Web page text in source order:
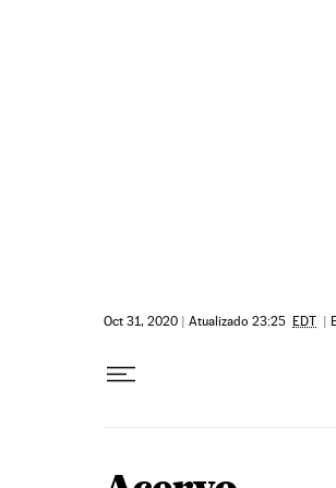
Oct 31, 2020 | Atualizado 23:25 EDT |